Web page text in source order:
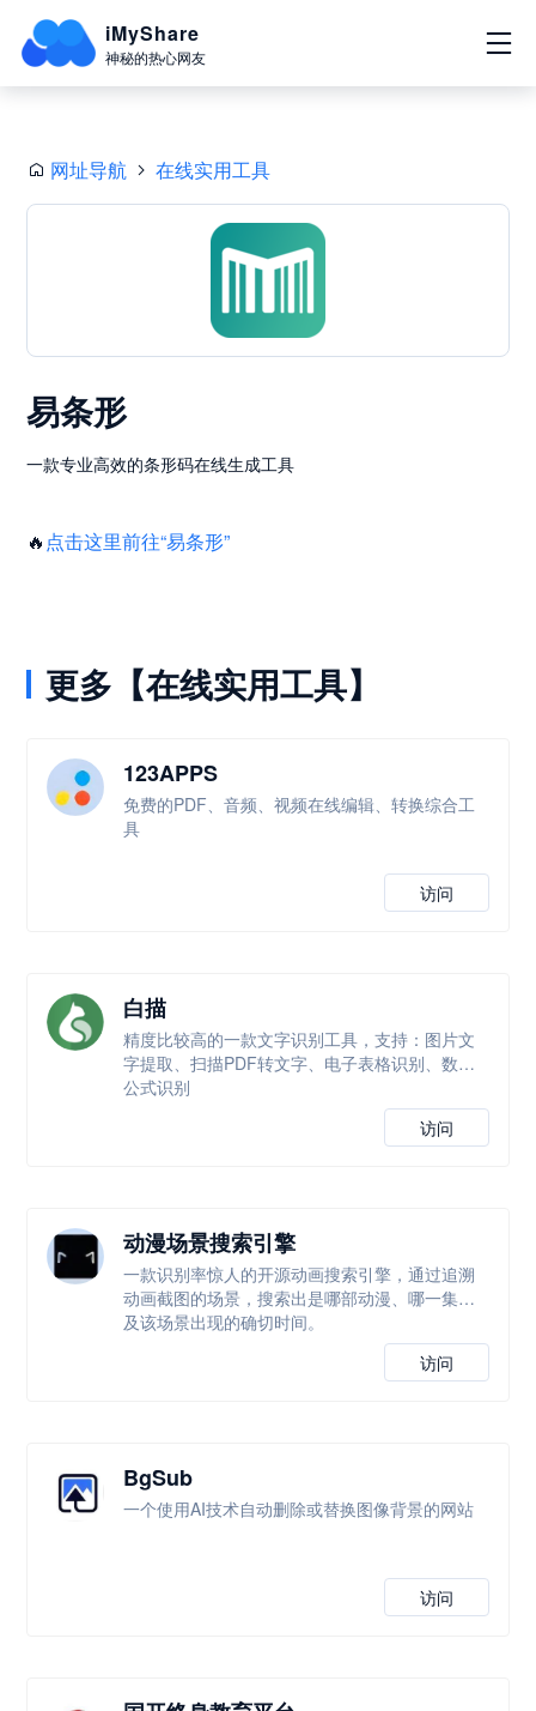
iMyShare
神秘的热心网友
网址导航 在线实用工具
易条形
一款专业高效的条形码在线生成工具
🔥 点击这里前往“易条形”
更多【在线实用工具】
123APPS
免费的PDF、音频、视频在线编辑、转换综合工
具
访问
白描
精度比较高的一款文字识别工具，支持：图片文
字提取、扫描PDF转文字、电子表格识别、数学
公式识别
访问
动漫场景搜索引擎
一款识别率惊人的开源动画搜索引擎，通过追溯
动画截图的场景，搜索出是哪部动漫、哪一集以
及该场景出现的确切时间。
访问
BgSub
一个使用AI技术自动删除或替换图像背景的网站
访问